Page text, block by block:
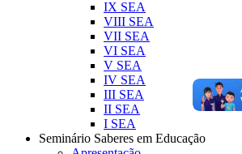
IX SEA
VIII SEA
VII SEA
VI SEA
V SEA
IV SEA
III SEA
II SEA
I SEA
Seminário Saberes em Educação